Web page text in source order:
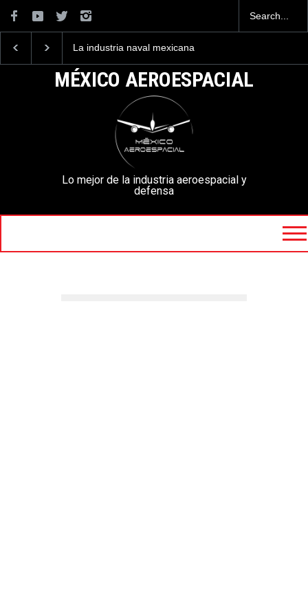
La industria naval mexicana
la Armada de México
Entrenar a un piloto para
mexicanos cuesta 2.9
millones de dólares
MÉXICO AEROESPACIAL
Lo mejor de la industria aeroespacial y
defensa